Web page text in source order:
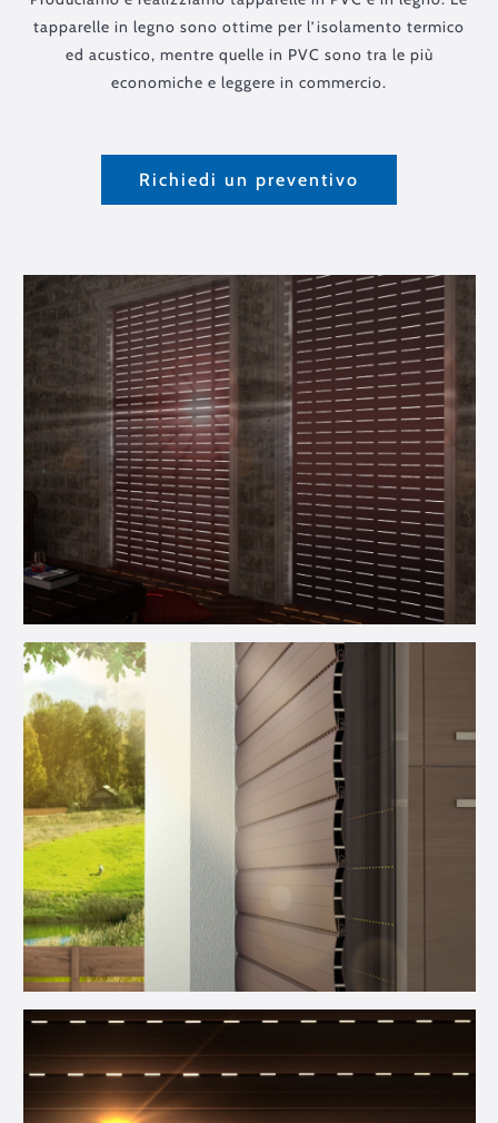
tapparelle in legno sono ottime per l’isolamento termico
ed acustico, mentre quelle in PVC sono tra le più
economiche e leggere in commercio.
Richiedi un preventivo